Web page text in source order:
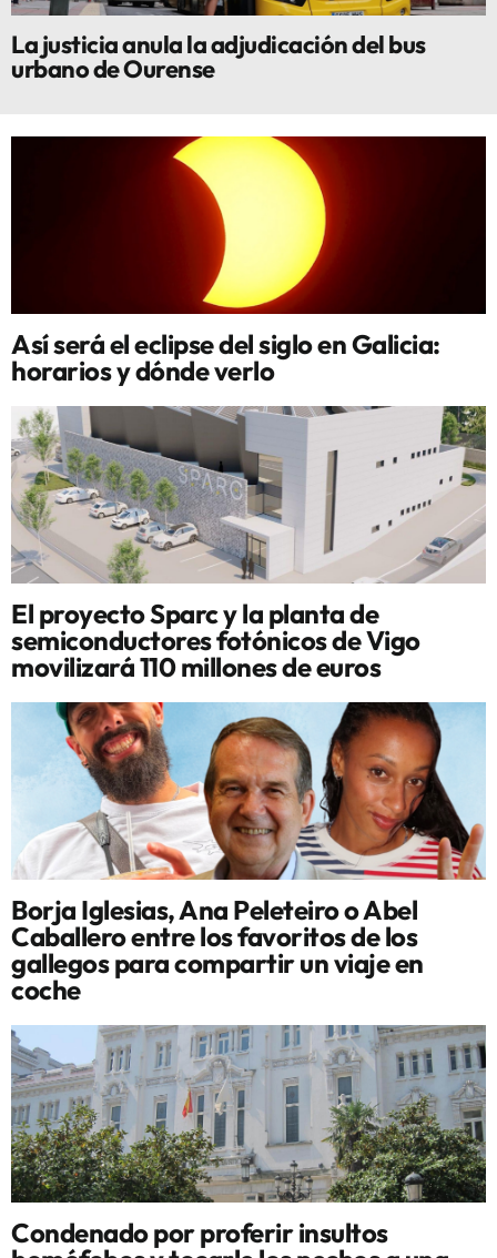
La justicia anula la adjudicación del bus
urbano de Ourense
Así será el eclipse del siglo en Galicia:
horarios y dónde verlo
El proyecto Sparc y la planta de
semiconductores fotónicos de Vigo
movilizará 110 millones de euros
Borja Iglesias, Ana Peleteiro o Abel
Caballero entre los favoritos de los
gallegos para compartir un viaje en
coche
Condenado por proferir insultos